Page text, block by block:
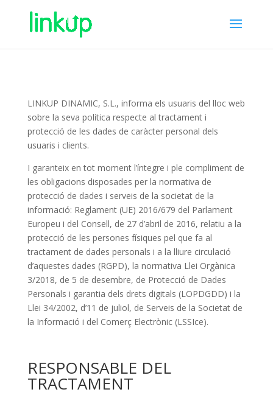
LINKUP DINAMIC, S.L., informa els usuaris del lloc web
sobre la seva política respecte al tractament i
protecció de les dades de caràcter personal dels
usuaris i clients.
I garanteix en tot moment l’íntegre i ple compliment de
les obligacions disposades per la normativa de
protecció de dades i serveis de la societat de la
informació: Reglament (UE) 2016/679 del Parlament
Europeu i del Consell, de 27 d’abril de 2016, relatiu a la
protecció de les persones físiques pel que fa al
tractament de dades personals i a la lliure circulació
d’aquestes dades (RGPD), la normativa Llei Orgànica
3/2018, de 5 de desembre, de Protecció de Dades
Personals i garantia dels drets digitals (LOPDGDD) i la
Llei 34/2002, d’11 de juliol, de Serveis de la Societat de
la Informació i del Comerç Electrònic (LSSIce).
RESPONSABLE DEL
TRACTAMENT